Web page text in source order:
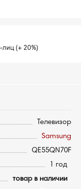
(+ 20%)
Телевизор
Samsung
QE55QN70F
1 год
товар в наличии